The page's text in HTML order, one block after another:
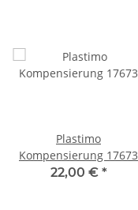
Plastimo
Kompensierung 17673
22,00 € *